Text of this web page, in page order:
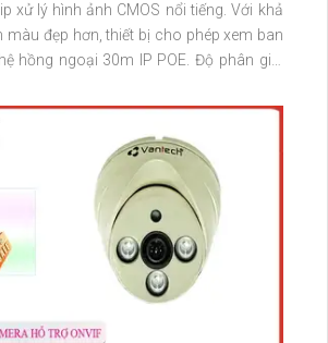
lý hình ảnh CMOS nổi tiếng. Với khả
màu đẹp hơn, thiết bị cho phép xem ban
ngoại 30m IP POE. Độ phân giải